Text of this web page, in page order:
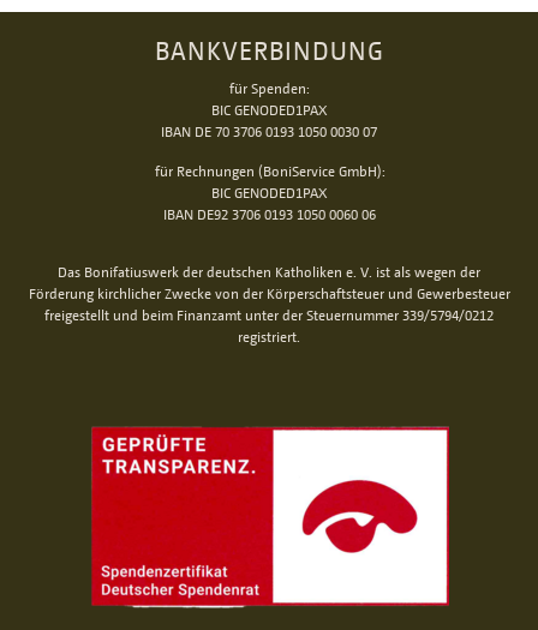
BANKVERBINDUNG
für Spenden:
BIC GENODED1PAX
IBAN DE 70 3706 0193 1050 0030 07
für Rechnungen (BoniService GmbH):
BIC GENODED1PAX
IBAN DE92 3706 0193 1050 0060 06
Das Bonifatiuswerk der deutschen Katholiken e. V. ist als wegen der
Förderung kirchlicher Zwecke von der Körperschaftsteuer und Gewerbesteuer
freigestellt und beim Finanzamt unter der Steuernummer 339/5794/0212
registriert.